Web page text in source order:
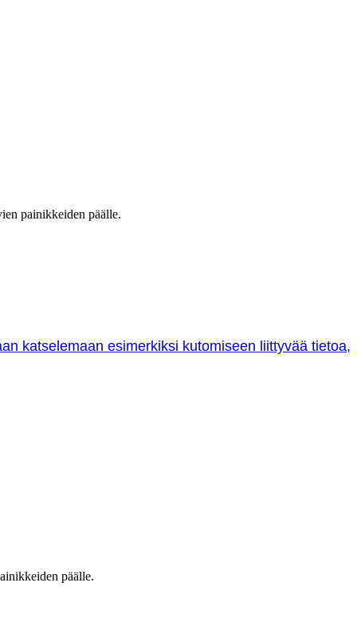
painikkeiden päälle.
katselemaan esimerkiksi kutomiseen liittyvää tietoa,
päälle.